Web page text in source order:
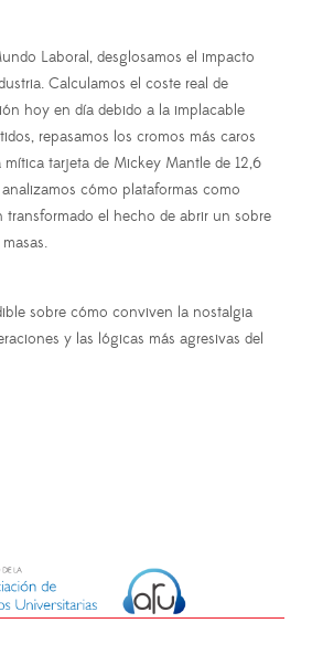
Laboral, desglosamos el impacto
Calculamos el coste real de
hoy en día debido a la implacable
repasamos los cromos más caros
tarjeta de Mickey Mantle de 12,6
cómo plataformas como
transformado el hecho de abrir un sobre
sobre cómo conviven la nostalgia
y las lógicas más agresivas del